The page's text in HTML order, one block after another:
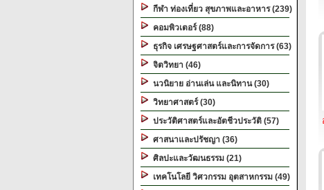
กีฬา ท่องเที่ยว สุขภาพและอาหาร (239)
คอมพิวเตอร์ (88)
ธุรกิจ เศรษฐศาสตร์และการจัดการ (63)
จิตวิทยา (46)
นวนิยาย อ่านเล่น และนิทาน (30)
วิทยาศาสตร์ (30)
ประวัติศาสตร์และอัตชีวประวัติ (57)
ศาสนาและปรัชญา (36)
ศิลปะและวัฒนธรรม (21)
เทคโนโลยี วิศวกรรม อุตสาหกรรม (49)